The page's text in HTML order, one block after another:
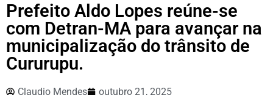
Prefeito Aldo Lopes reúne-se
com Detran-MA para avançar na
municipalização do trânsito de
Cururupu.
Claudio Mendes outubro 21, 2025